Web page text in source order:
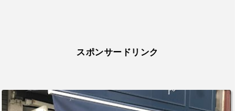
スポンサードリンク